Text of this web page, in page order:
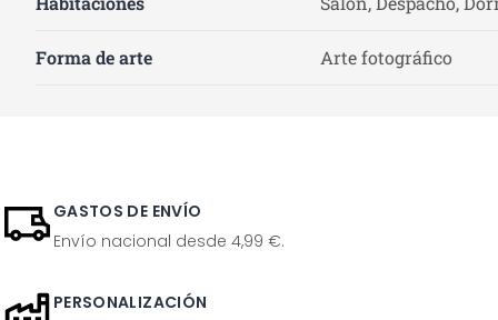
Forma de arte Arte fotográfico
GASTOS DE ENVÍO
Envío nacional desde 4,99 €.
PERSONALIZACIÓN